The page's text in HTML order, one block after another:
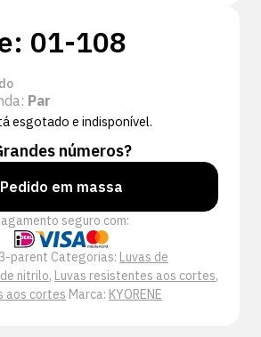
01-108
Par
esgotado e indisponível.
números?
Pedido em massa
seguro com:
parent Categorias: Luvas de
nitrilo, Luvas resistentes aos cortes,
aos cortes Marca: KYORENE